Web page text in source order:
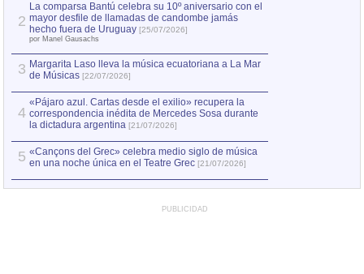
2
La comparsa Bantú celebra su 10º aniversario con el
mayor desfile de llamadas de candombe jamás
hecho fuera de Uruguay [25/07/2026]
por Manel Gausachs
3 Margarita Laso lleva la música ecuatoriana a La Mar
de Músicas [22/07/2026]
4
«Pájaro azul. Cartas desde el exilio» recupera la
correspondencia inédita de Mercedes Sosa durante
la dictadura argentina [21/07/2026]
5 «Cançons del Grec» celebra medio siglo de música
en una noche única en el Teatre Grec [21/07/2026]
PUBLICIDAD